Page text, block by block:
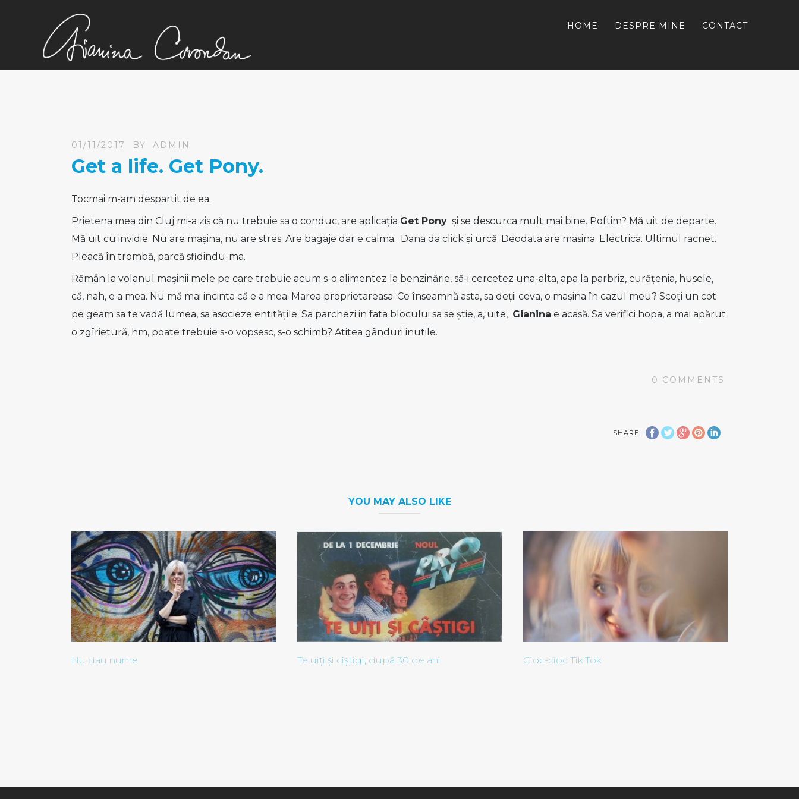
HOME DESPRE MINE CONTACT
01/11/2017 BY ADMIN
Get a life. Get Pony.
Tocmai m-am despartit de ea.
Prietena mea din Cluj mi-a zis că nu trebuie sa o conduc, are aplicația Get Pony și se descurca mult mai bine. Poftim? Mă uit de departe.
Mă uit cu invidie. Nu are mașina, nu are stres. Are bagaje dar e calma. Dana da click și urcă. Deodata are masina. Electrica. Ultimul racnet.
Pleacă în trombă, parcă sfidindu-ma.
Rămân la volanul mașinii mele pe care trebuie acum s-o alimentez la benzinărie, să-i cercetez una-alta, apa la parbriz, curățenia, husele,
că, nah, e a mea. Nu mă mai incinta că e a mea. Marea proprietareasa. Ce înseamnă asta, sa deții ceva, o mașina în cazul meu? Scoți un cot
pe geam sa te vadă lumea, sa asocieze entitățile. Sa parchezi in fata blocului sa se știe, a, uite, Gianina e acasă. Sa verifici hopa, a mai apărut
o zgîrietură, hm, poate trebuie s-o vopsesc, s-o schimb? Atitea gânduri inutile.
0 COMMENTS
SHARE
YOU MAY ALSO LIKE
Nu dau nume Te uiți și cîștigi, după 30 de ani Cioc-cioc Tik Tok